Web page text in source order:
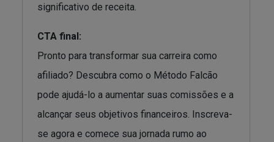
significativo de receita.
CTA final:
Pronto para transformar sua carreira como
afiliado? Descubra como o Método Falcão
pode ajudá-lo a aumentar suas comissões e a
alcançar seus objetivos financeiros. Inscreva-
se agora e comece sua jornada rumo ao